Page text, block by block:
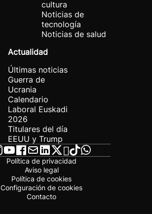
cultura
Noticias de
tecnología
Noticias de salud
Actualidad
Últimas noticias
Guerra de
Ucrania
Calendario
Laboral Euskadi
2026
Titulares del día
EEUU y Trump
Política de privacidad
Aviso legal
Política de cookies
Configuración de cookies
Contacto